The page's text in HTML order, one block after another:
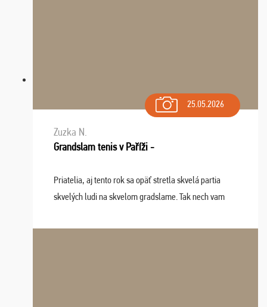
25.05.2026
Zuzka N.
Grandslam tenis v Paříži -
Priatelia, aj tento rok sa opäť stretla skvelá partia
skvelých ludi na skvelom gradslame. Tak nech vam
sa na budúci rok. Prajem vam este veľa ta ...